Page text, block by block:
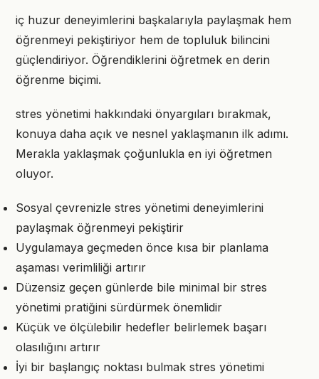
iç huzur deneyimlerini başkalarıyla paylaşmak hem
öğrenmeyi pekiştiriyor hem de topluluk bilincini
güçlendiriyor. Öğrendiklerini öğretmek en derin
öğrenme biçimi.
stres yönetimi hakkındaki önyargıları bırakmak,
konuya daha açık ve nesnel yaklaşmanın ilk adımı.
Merakla yaklaşmak çoğunlukla en iyi öğretmen
oluyor.
Sosyal çevrenizle stres yönetimi deneyimlerini
paylaşmak öğrenmeyi pekiştirir
Uygulamaya geçmeden önce kısa bir planlama
aşaması verimliliği artırır
Düzensiz geçen günlerde bile minimal bir stres
yönetimi pratiğini sürdürmek önemlidir
Küçük ve ölçülebilir hedefler belirlemek başarı
olasılığını artırır
İyi bir başlangıç noktası bulmak stres yönetimi